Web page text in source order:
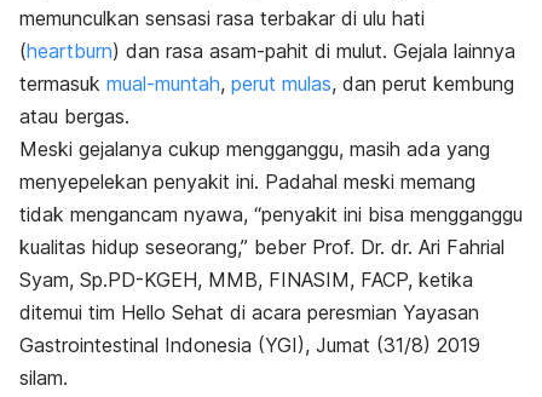
memunculkan sensasi rasa terbakar di ulu hati
(heartburn) dan rasa asam-pahit di mulut. Gejala lainnya
termasuk mual-muntah, perut mulas, dan perut kembung
atau bergas.
Meski gejalanya cukup mengganggu, masih ada yang
menyepelekan penyakit ini. Padahal meski memang
tidak mengancam nyawa, “penyakit ini bisa mengganggu
kualitas hidup seseorang,” beber Prof. Dr. dr. Ari Fahrial
Syam, Sp.PD-KGEH, MMB, FINASIM, FACP, ketika
ditemui tim Hello Sehat di acara peresmian Yayasan
Gastrointestinal Indonesia (YGI), Jumat (31/8) 2019
silam.